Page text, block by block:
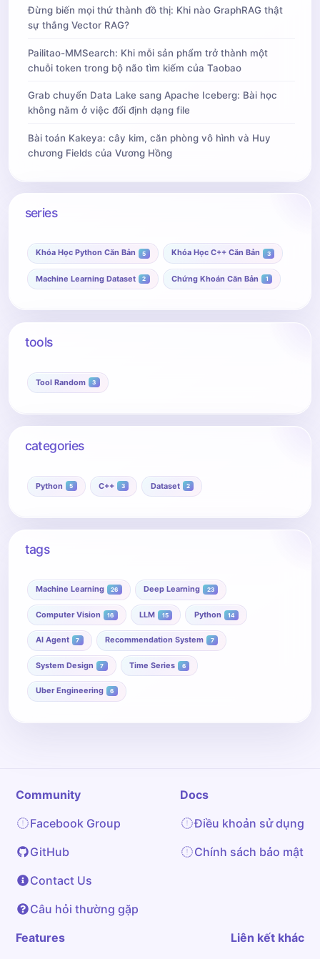
Đừng biến mọi thứ thành đồ thị: Khi nào GraphRAG thật
sự thắng Vector RAG?
Pailitao-MMSearch: Khi mỗi sản phẩm trở thành một
chuỗi token trong bộ não tìm kiếm của Taobao
Grab chuyển Data Lake sang Apache Iceberg: Bài học
không nằm ở việc đổi định dạng file
Bài toán Kakeya: cây kim, căn phòng vô hình và Huy
chương Fields của Vương Hồng
series
Khóa Học Python Căn Bản 5 Khóa Học C++ Căn Bản 3
Machine Learning Dataset 2 Chứng Khoán Căn Bản 1
tools
Tool Random 3
categories
Python 5 C++ 3 Dataset 2
tags
Machine Learning 26 Deep Learning 23
Computer Vision 16 LLM 15 Python 14
AI Agent 7 Recommendation System 7
System Design 7 Time Series 6
Uber Engineering 6
Community
Facebook Group
GitHub
Contact Us
Câu hỏi thường gặp
Docs
Điều khoản sử dụng
Chính sách bảo mật
Features Liên kết khác